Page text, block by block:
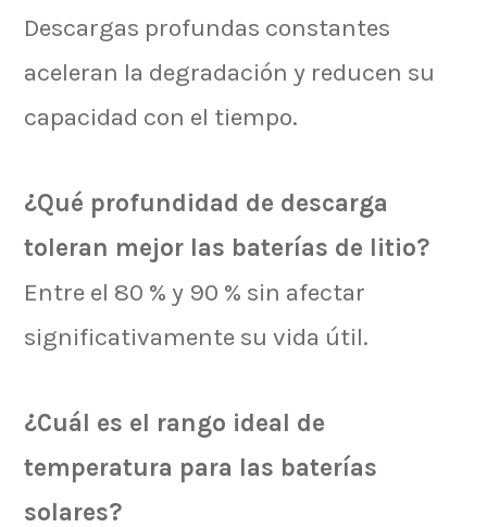
Descargas profundas constantes
aceleran la degradación y reducen su
capacidad con el tiempo.
¿Qué profundidad de descarga
toleran mejor las baterías de litio?
Entre el 80 % y 90 % sin afectar
significativamente su vida útil.
¿Cuál es el rango ideal de
temperatura para las baterías
solares?